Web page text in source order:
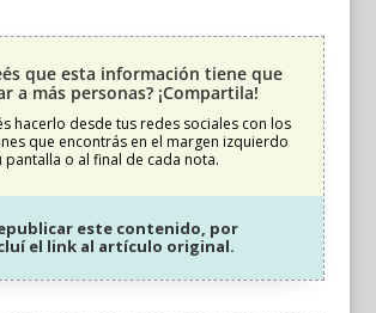
que esta información tiene que
a más personas? ¡Compartila!
hacerlo desde tus redes sociales con los
que encontrás en el margen izquierdo
pantalla o al final de cada nota.
este contenido, por
el link al artículo original.